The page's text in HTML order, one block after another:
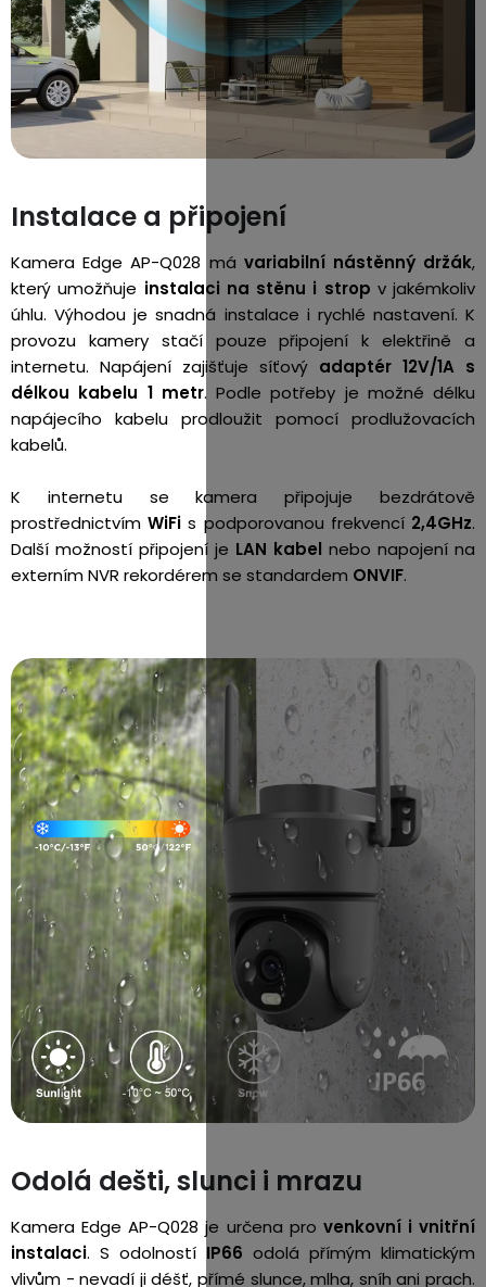
Instalace a připojení
Kamera Edge AP-Q028 má variabilní nástěnný držák,
který umožňuje instalaci na stěnu i strop v jakémkoliv
úhlu. Výhodou je snadná instalace i rychlé nastavení. K
provozu kamery stačí pouze připojení k elektřině a
internetu. Napájení zajišťuje síťový adaptér 12V/1A s
délkou kabelu 1 metr. Podle potřeby je možné délku
napájecího kabelu prodloužit pomocí prodlužovacích
kabelů.
K internetu se kamera připojuje bezdrátově
prostřednictvímWiFi s podporovanou frekvencí 2,4GHz.
Další možností připojení je LAN kabel nebo napojení na
externím NVR rekordérem se standardem ONVIF.
Odolá dešti, slunci i mrazu
Kamera Edge AP-Q028 je určena pro venkovní i vnitřní
instalaci. S odolností IP66 odolá přímým klimatickým
vlivům - nevadí ji déšť, přímé slunce, mlha, sníh ani prach.